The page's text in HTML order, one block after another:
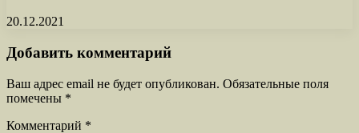
20.12.2021
Добавить комментарий
Ваш адрес email не будет опубликован. Обязательные поля
помечены *
Комментарий *